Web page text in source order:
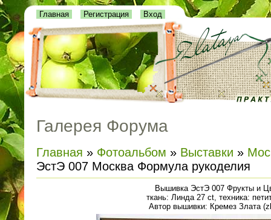
Главная Регистрация Вход
Галерея Форума
Главная » Фотоальбом » Выставки »
ЭстЭ 007 Москва Формула рукоделия
Вышивка ЭстЭ 007 Фрукты и
ткань: Линда 27 ct, техника:
Автор вышивки: Кремез Злата